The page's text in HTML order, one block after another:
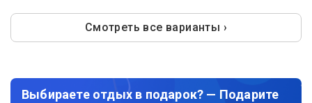
Смотреть все варианты ›
Выбираете отдых в подарок? — Подарите